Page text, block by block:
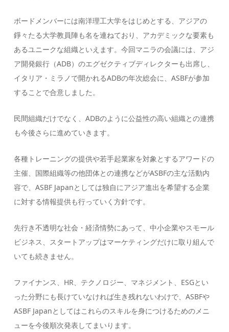
ボードメンバーには南洋理工大学をはじめとする、アジアの
錚々たる大学教員陣も名を連ねており、アカデミックな要素も
あるユニークな組織といえます。今回マニラの会議には、アジ
ア開発銀行（ADB）のエグゼクティブディレクターも出席し、
イタリア・ミラノで開かれるADBの年次総会に、ASBFが参加
することで合意しました。
民間組織だけでなく、ADBのように公益性の高い組織との連携
も今後さらに進めていきます。
各種トレーニングの提供や若手起業家を対象とするアワードの
主催、国際組織等の他団体との連携などがASBFの主な活動内
容で、ASBF Japanとしては独自にアジア進出を希望する企業
に対する情報提供も行っていく方針です。
先行き不透明な社会・経済情勢にあって、中小企業やスモール
ビジネス、スタートアップはマーケティングだけに取り組んで
いても続きません。
ファイナンス、HR、テクノロジー、マネジメント、ESGとい
った分野にも長けていなければ生き残れないわけで、ASBFや
ASBF Japanとしてはこれらのスキルを身につけるためのメニ
ューを今後順次発表してまいります。